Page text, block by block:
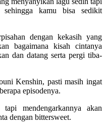
kamu bisa sedikit
dengan kekasih yang
bagaimana kisah cintanya
dan datang serta pergi tiba-
Kenshin, pasti masih ingat
episodenya.
mendengarkannya akan
dengan bittersweet.